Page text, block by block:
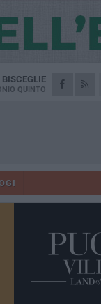
BISCEGLIE
QUINTO